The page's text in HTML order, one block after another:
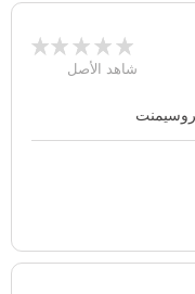
شاهد الأصل